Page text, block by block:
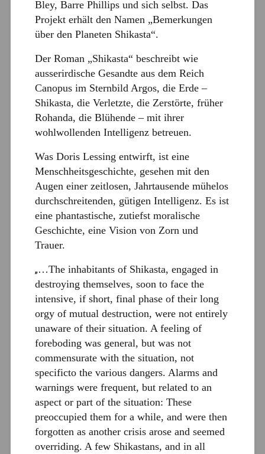
Bley, Barre Phillips und sich selbst. Das
Projekt erhält den Namen „Bemerkungen
über den Planeten Shikasta“.
Der Roman „Shikasta“ beschreibt wie
ausserirdische Gesandte aus dem Reich
Canopus im Sternbild Argos, die Erde –
Shikasta, die Verletzte, die Zerstörte, früher
Rohanda, die Blühende – mit ihrer
wohlwollenden Intelligenz betreuen.
Was Doris Lessing entwirft, ist eine
Menschheitsgeschichte, gesehen mit den
Augen einer zeitlosen, Jahrtausende mühelos
durchschreitenden, gütigen Intelligenz. Es ist
eine phantastische, zutiefst moralische
Geschichte, eine Vision von Zorn und
Trauer.
„…The inhabitants of Shikasta, engaged in
destroying themselves, soon to face the
intensive, if short, final phase of their long
orgy of mutual destruction, were not entirely
unaware of their situation. A feeling of
foreboding was general, but was not
commensurate with the situation, not
specificto the various dangers. Alarms and
warnings were frequent, but related to an
aspect or part of the situation: These
preoccupied them for a while, and were then
forgotten as another crisis arose and seemed
overriding. A few Shikastans, and in all